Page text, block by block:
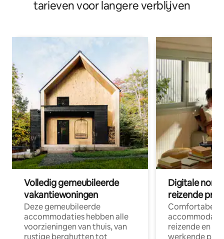
tarieven voor langere verblijven
Volledig gemeubileerde
vakantiewoningen
Deze gemeubileerde
accommodaties hebben alle
voorzieningen van thuis, van
rustige berghutten tot
Digitale
reizende
Comfortabele
reizende en
werkende